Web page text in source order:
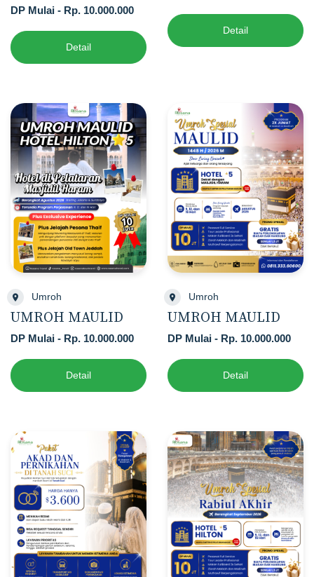
DP Mulai - Rp. 10.000.000
Detail
Detail
Umroh
UMROH MAULID
DP Mulai - Rp. 10.000.000
Detail
Umroh
UMROH MAULID
DP Mulai - Rp. 10.000.000
Detail